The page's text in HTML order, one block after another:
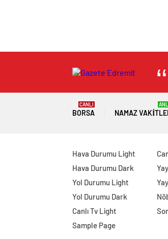
BORSA
CANLI
NAMAZ
Hava Durumu Light
Hava Durumu Dark
Yol Durumu Light
Yol Durumu Dark
Canlı Tv Light
Sample Page